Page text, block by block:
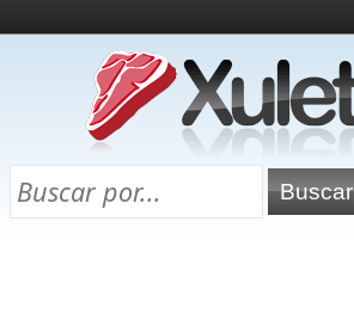
¿Qué es esto?
Directorio
Chuletas para exámenes